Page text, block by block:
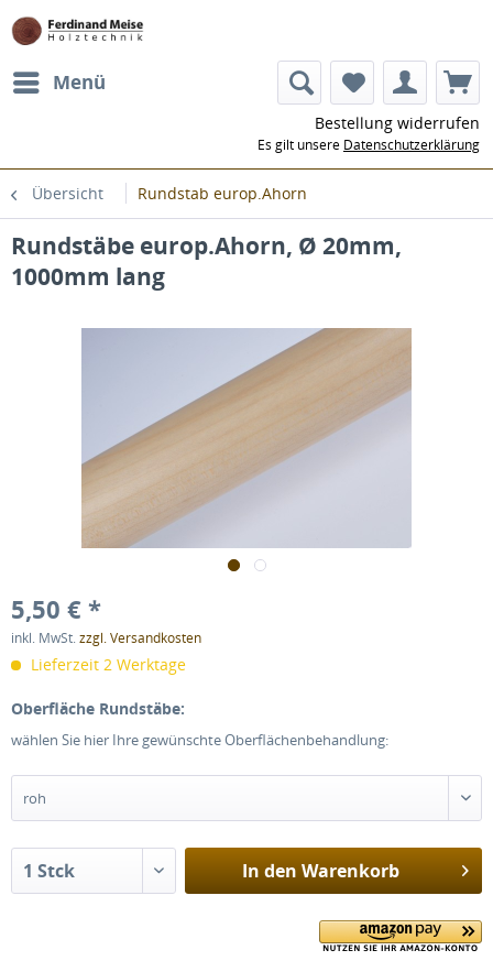
Menü
Bestellung widerrufen
Es gilt unsere Datenschutzerklärung
Übersicht Rundstab europ.Ahorn
Rundstäbe europ.Ahorn, Ø 20mm,
1000mm lang
5,50 € *
inkl. MwSt.zzgl. Versandkosten
Lieferzeit 2 Werktage
Oberfläche Rundstäbe:
wählen Sie hier Ihre gewünschte Oberflächenbehandlung:
In den Warenkorb